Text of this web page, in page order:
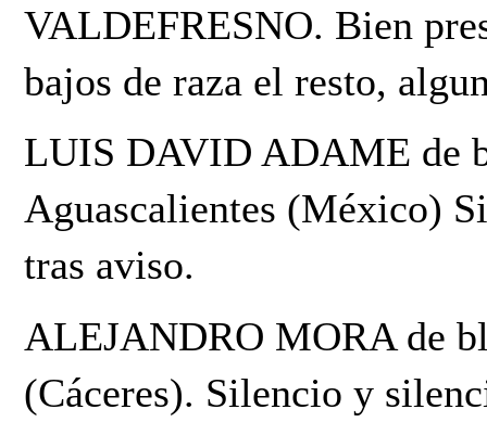
VALDEFRESNO. Bien
bajos de raza el resto,
LUIS DAVID ADAME de
Aguascalientes (México)
tras aviso.
ALEJANDRO MORA de
(Cáceres). Silencio y